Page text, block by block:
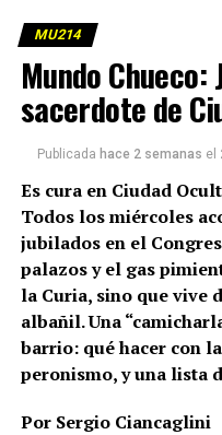
MU214
Mundo
sacerdote de
Publicada hace 2 semanas el
Es cura en Ciudad
Todos los miércoles
jubilados en el
palazos y el gas
la Curia, sino que vive
albañil. Una
barrio: qué hacer con
peronismo, y una lista
Por Sergio Ciancaglini